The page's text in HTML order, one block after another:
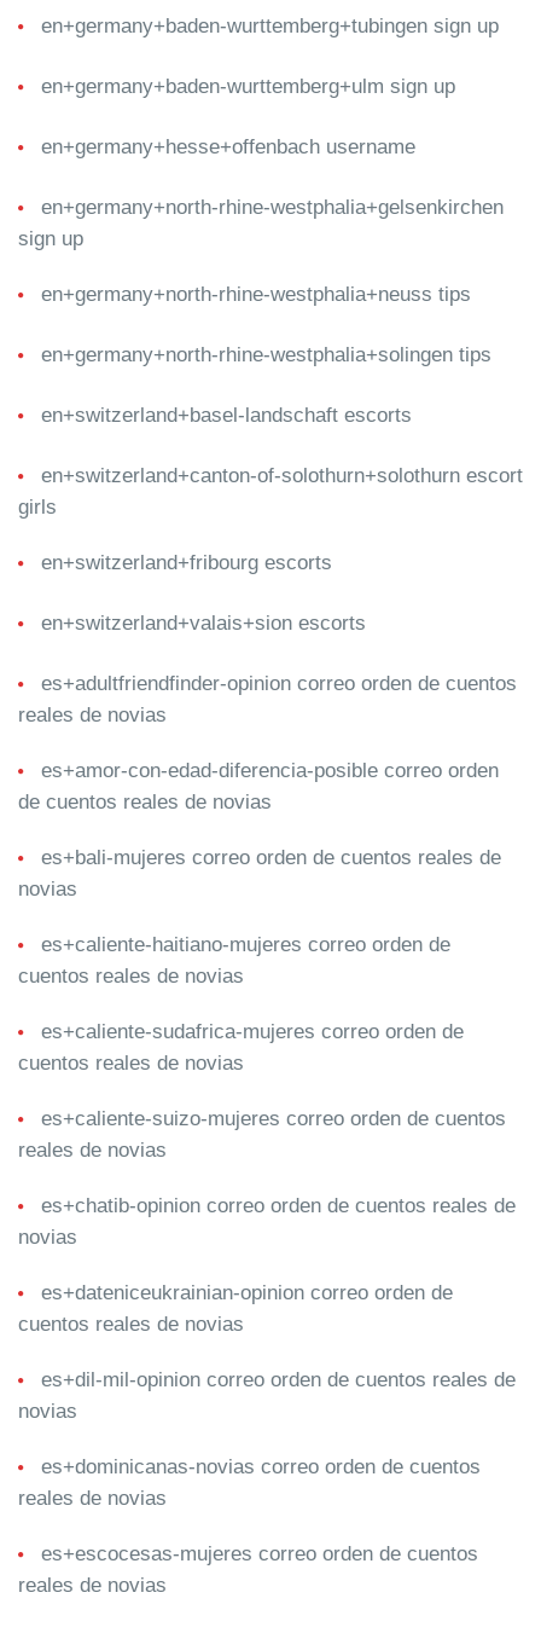
en+germany+baden-wurttemberg+tubingen sign up
en+germany+baden-wurttemberg+ulm sign up
en+germany+hesse+offenbach username
en+germany+north-rhine-westphalia+gelsenkirchen
sign up
en+germany+north-rhine-westphalia+neuss tips
en+germany+north-rhine-westphalia+solingen tips
en+switzerland+basel-landschaft escorts
en+switzerland+canton-of-solothurn+solothurn escort
girls
en+switzerland+fribourg escorts
en+switzerland+valais+sion escorts
es+adultfriendfinder-opinion correo orden de cuentos
reales de novias
es+amor-con-edad-diferencia-posible correo orden
de cuentos reales de novias
es+bali-mujeres correo orden de cuentos reales de
novias
es+caliente-haitiano-mujeres correo orden de
cuentos reales de novias
es+caliente-sudafrica-mujeres correo orden de
cuentos reales de novias
es+caliente-suizo-mujeres correo orden de cuentos
reales de novias
es+chatib-opinion correo orden de cuentos reales de
novias
es+dateniceukrainian-opinion correo orden de
cuentos reales de novias
es+dil-mil-opinion correo orden de cuentos reales de
novias
es+dominicanas-novias correo orden de cuentos
reales de novias
es+escocesas-mujeres correo orden de cuentos
reales de novias